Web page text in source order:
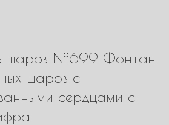
шаров №699 Фонтан
шаров с
сердцами с